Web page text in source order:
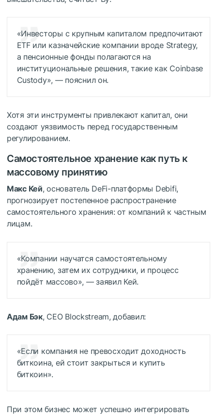
«Инвесторы с крупным капиталом предпочитают
ETF или казначейские компании вроде Strategy,
а пенсионные фонды полагаются на
институциональные решения, такие как Coinbase
Custody», — пояснил он.
Хотя эти инструменты привлекают капитал, они
создают уязвимость перед государственным
регулированием.
Самостоятельное хранение как путь к
массовому принятию
Макс Кей, основатель DeFi-платформы Debifi,
прогнозирует постепенное распространение
самостоятельного хранения: от компаний к частным
лицам.
«Компании научатся самостоятельному
хранению, затем их сотрудники, и процесс
пойдёт массово», — заявил Кей.
Адам Бэк, CEO Blockstream, добавил:
«Если компания не превосходит доходность
биткоина, ей стоит закрыться и купить
биткоин».
При этом бизнес может успешно интегрировать